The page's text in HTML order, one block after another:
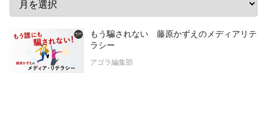
もう騙されない 藤原かずえのメディアリテ
ラシー
アゴラ編集部